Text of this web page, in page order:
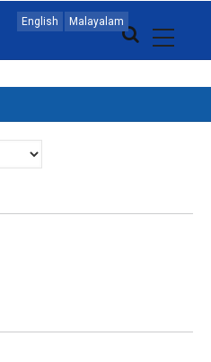
English Malayalam
MAIN
NAVIGATION
ENGLISH